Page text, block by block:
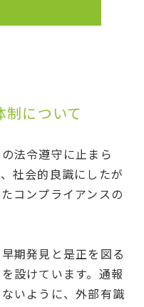
制について
法令遵守に止まら
社会的良識にしたが
コンプライアンスの
期発見と是正を図る
設けています。通報
いように、外部有識